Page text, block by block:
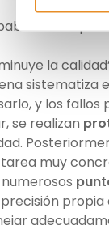
por
la
sistematiza
y los
se realizan
muy